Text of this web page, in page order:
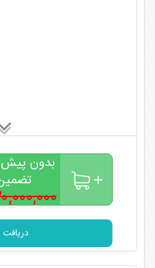
بدون پیش
۲۰,۰۰۰,۰۰۰